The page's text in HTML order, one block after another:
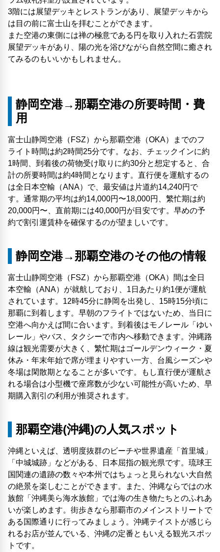
3階には展望デッキとレストランがあり、展望デッキから
は目の前に富士山を拝むことができます。
また空港の東側には禅の極意である円を取り入れた石雲院
展望デッキがあり、陽の光を浴びながら自然空間に癒され
てみるのもいいかもしれません。
静岡空港→那覇空港の所要時間・費
用
富士山静岡空港（FSZ）から那覇空港（OKA）までのフ
ライト時間は約2時間25分です。なお、チェックインに約
1時間、到着後の荷物受け取りに約30分と想定すると、合
計の所要時間は約4時間となります。直行便を運航するの
は全日本空輸（ANA）で、最安値は片道約14,240円で
す。通常期の平均は約14,000円〜18,000円、繁忙期は約
20,000円〜、直前期には40,000円が目安です。早めの予
約で割引運賃枠を確保するのが望ましいです。
静岡空港→那覇空港のその他の情報
富士山静岡空港（FSZ）から那覇空港（OKA）間は全日
本空輸（ANA）が就航しており、1日あたり約1便が運航
されています。12時45分に静岡を出発し、15時15分頃に
那覇に到着します。早朝のフライトではないため、当日に
空港へ向かえば間に合います。到着後はモノレール「ゆい
レール」やバス、タクシーで市内へ移動できます。沖縄路
線は観光需要が大きく、繁忙期はゴールデンウィーク・夏
休み・年末年始で席が埋まりやすい一方、台風シーズンや
冬場は閑散期となることが多いです。もし直行便が運航さ
れる場合は小型機で座席数が少ない可能性が高いため、早
期購入割引の利用が推奨されます。
那覇空港(沖縄)の人気スポット
沖縄といえば、透明度抜群のビーチや世界遺産「首里城」
「中城城跡」などがある、日本屈指の観光県です。琉球王
国関連の遺跡の数々や本州ではちょっと見られない大自然
の絶景を楽しむことができます。また、沖縄ならではの水
族館「沖縄美ら海水族館」では海の生き物たちとのふれあ
いが楽しめます。街歩きなら那覇市のメインストリートで
ある国際通りに行ってみましょう。沖縄テイストが感じら
れるお店が並んでいる、沖縄の定番ともいえる観光スポッ
トです。